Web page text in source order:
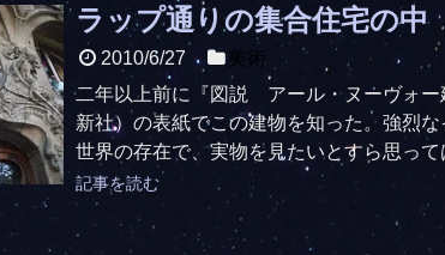
ラップ通りの集合住宅の中
2010/6/27
美術
二年以上前に『図説 アール・ヌーヴォ
新社）の表紙でこの建物を知った。強烈
世界の存在で、実物を見たいとすら思って
記事を読む